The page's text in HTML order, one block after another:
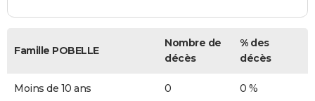
Famille POBELLE
Nombre de
décès
% des
décès
Moins de 10 ans 0 0 %